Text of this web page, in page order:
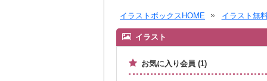
イラストボックスHOME イラスト無
イラスト
お気に入り会員 (1)